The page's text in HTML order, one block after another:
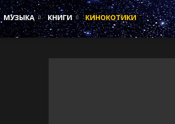
МУЗЫКА КНИГИ КИНОКОТИКИ